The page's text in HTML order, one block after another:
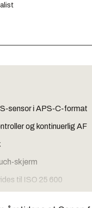
sensor i APS-C-format
og kontinuerlig AF
skjerm
til ISO 25 600